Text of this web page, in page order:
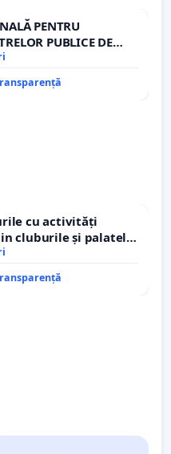
PENTRU
PUBLICE DE
ROMÂNIA
cu activități
cluburile și palatele